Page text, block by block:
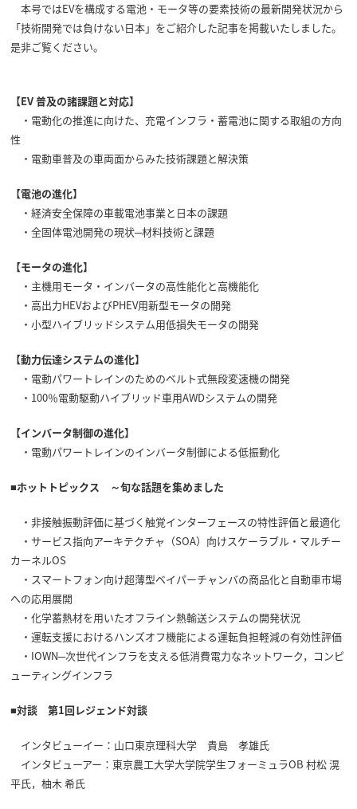
本号ではEVを構成する電池・モータ等の要素技術の最新開発状況から
「技術開発では負けない日本」をご紹介した記事を掲載いたしました。
是非ご覧ください。
【EV 普及の諸課題と対応】
・電動化の推進に向けた、充電インフラ・蓄電池に関する取組の方向
性
・電動車普及の車両面からみた技術課題と解決策
【電池の進化】
・経済安全保障の車載電池事業と日本の課題
・全固体電池開発の現状─材料技術と課題
【モータの進化】
・主機用モータ・インバータの高性能化と高機能化
・高出力HEVおよびPHEV用新型モータの開発
・小型ハイブリッドシステム用低損失モータの開発
【動力伝達システムの進化】
・電動パワートレインのためのベルト式無段変速機の開発
・100％電動駆動ハイブリッド車用AWDシステムの開発
【インバータ制御の進化】
・電動パワートレインのインバータ制御による低振動化
■ホットトピックス ～旬な話題を集めました
・非接触振動評価に基づく触覚インターフェースの特性評価と最適化
・サービス指向アーキテクチャ（SOA）向けスケーラブル・マルチー
カーネルOS
・スマートフォン向け超薄型ベイパーチャンバの商品化と自動車市場
への応用展開
・化学蓄熱材を用いたオフライン熱輸送システムの開発状況
・運転支援におけるハンズオフ機能による運転負担軽減の有効性評価
・IOWN─次世代インフラを支える低消費電力なネットワーク，コンピ
ューティングインフラ
■対談 第1回レジェンド対談
インタビューイー：山口東京理科大学 貴島 孝雄氏
インタビューアー：東京農工大学大学院学生フォーミュラOB 村松 滉
平氏，柚木 希氏